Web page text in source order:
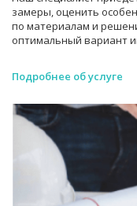
замеры, оценить
по материалам и
оптимальный вариант
Подробнее об услуге